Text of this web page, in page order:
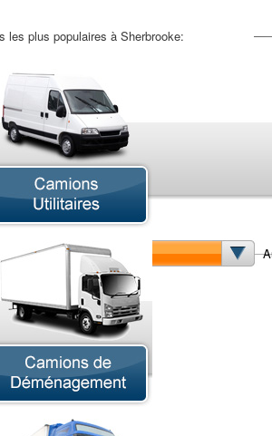
les plus populaires à Sherbrooke:
Camion Articulé
Camion Grue
Chariot Élévateur
Remorque
CAMIONS
Sherbrooke